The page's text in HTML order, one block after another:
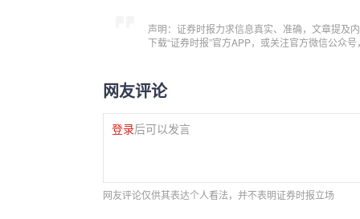
声明：证券时报力求信息真实、准确，文章提及
下载“证券时报”官方APP，或关注官方微信公众
网友评论
登录后可以发言
网友评论仅供其表达个人看法，并不表明证券时报立场